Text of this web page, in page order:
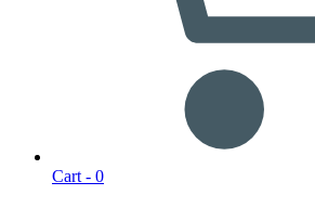
Cart - 0